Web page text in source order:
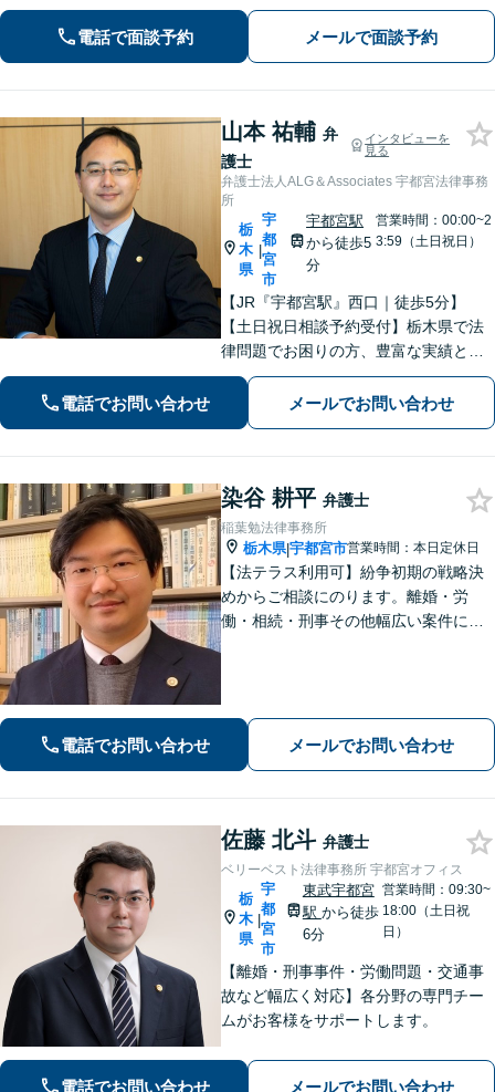
気軽にご相談ください【無料駐車場あ
り】
電話で面談予約 メールで面談予約
山本 祐輔 弁
護士
インタビューを
見る
弁護士法人ALG＆Associates 宇都宮法律事務
所
栃
木
県
|
宇
都
宮
市
宇都宮駅
から徒歩5
分
営業時間：00:00~2
3:59（土日祝日）
【JR『宇都宮駅』西口｜徒歩5分】
【土日祝日相談予約受付】栃木県で法
律問題でお困りの方、豊富な実績と専
門性を持つ弁護士が、ともに解決を目
指します。どうぞお気軽にご相談くだ
さい。
電話でお問い合わせ メールでお問い合わせ
染谷 耕平 弁護士
稲葉勉法律事務所
栃木県|宇都宮市営業時間：本日定休日
【法テラス利用可】紛争初期の戦略決
めからご相談にのります。離婚・労
働・相続・刑事その他幅広い案件につ
電話でお問い合わせ メールでお問い合わせ
佐藤 北斗 弁護士
ベリーベスト法律事務所 宇都宮オフィス
栃
木
県
|
宇
都
宮
市
東武宇都宮
駅 から徒歩
6分
営業時間：09:30~
18:00（土日祝
日）
【離婚・刑事事件・労働問題・交通事
故など幅広く対応】各分野の専門チー
ムがお客様をサポートします。
電話でお問い合わせ メールでお問い合わせ